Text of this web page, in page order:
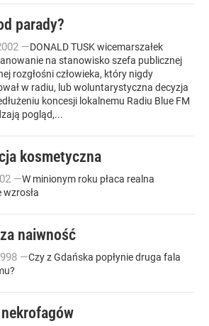
parady?
—DONALD TUSK wicemarszałek
na stanowisko szefa publicznej
rozgłośni człowieka, który nigdy
w radiu, lub woluntarystyczna decyzja
koncesji lokalnemu Radiu Blue FM
pogląd,...
kosmetyczna
—W minionym roku płaca realna
wzrosła
naiwność
—Czy z Gdańska popłynie druga fala